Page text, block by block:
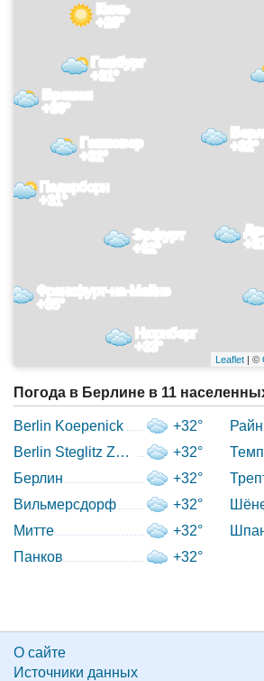
+32°
Гамбург
+31°
Франкфурт-на-Майне
+35°
Бремен
+30°
Ганновер
+32°
Нюрнберг
+33°
Киль
+28°
Эрфурт
+32°
Падерборн
+31°
Leaflet | ©
Погода в Берлине в 11
Berlin Koepenick
+32°
Berlin Steglitz Zehlendorf+32°
Берлин
+32°
Вильмерсдорф
+32°
Митте
+32°
Панков
+32°
О сайте
Источники данных